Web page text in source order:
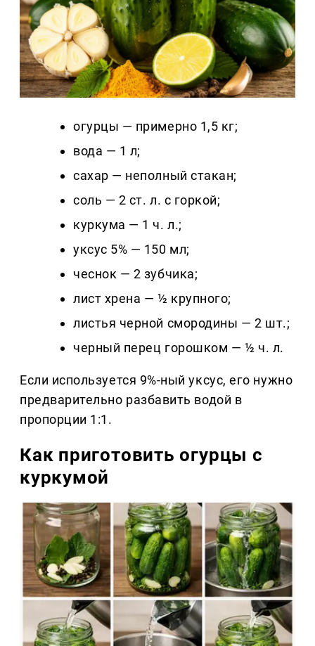
огурцы — примерно 1,5 кг;
вода — 1 л;
сахар — неполный стакан;
соль — 2 ст. л. с горкой;
куркума — 1 ч. л.;
уксус 5% — 150 мл;
чеснок — 2 зубчика;
лист хрена — ½ крупного;
листья черной смородины — 2 шт.;
черный перец горошком — ½ ч. л.
Если используется 9%-ный уксус, его нужно
предварительно разбавить водой в
пропорции 1:1.
Как приготовить огурцы с
куркумой